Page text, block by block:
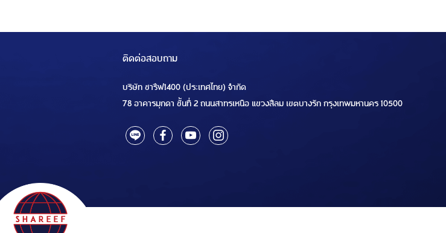
ติดต่อสอบถาม
บริษัท ชารีฟ1400 (ประเทศไทย) จำกัด
78 อาคารมุกดา ชั้นที่ 2 ถนนสาทรเหนือ แขวงสีลม เขตบางรัก กรุงเทพมหานคร 10500